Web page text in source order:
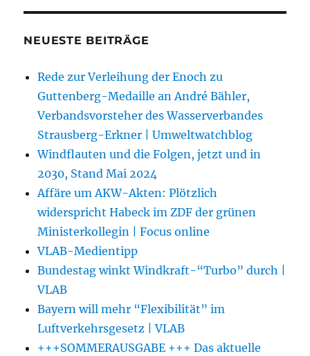
NEUESTE BEITRÄGE
Rede zur Verleihung der Enoch zu
Guttenberg-Medaille an André Bähler,
Verbandsvorsteher des Wasserverbandes
Strausberg-Erkner | Umweltwatchblog
Windflauten und die Folgen, jetzt und in
2030, Stand Mai 2024
Affäre um AKW-Akten: Plötzlich
widerspricht Habeck im ZDF der grünen
Ministerkollegin | Focus online
VLAB-Medientipp
Bundestag winkt Windkraft-“Turbo” durch |
VLAB
Bayern will mehr “Flexibilität” im
Luftverkehrsgesetz | VLAB
+++SOMMERAUSGABE +++ Das aktuelle